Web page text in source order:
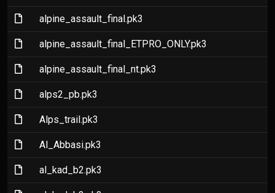
(File)alpine_assault_final.pk3
(File)alpine_assault_final_ETPRO_ONLY.pk3
(File)alpine_assault_final_nt.pk3
(File)alps2_pb.pk3
(File)Alps_trail.pk3
(File)Al_Abbasi.pk3
(File)al_kad_b2.pk3